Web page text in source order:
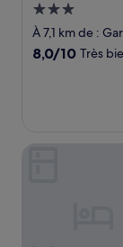
Hébergement
3.0 étoiles
À 7,1 km de :
8.0
8,0/10 Très